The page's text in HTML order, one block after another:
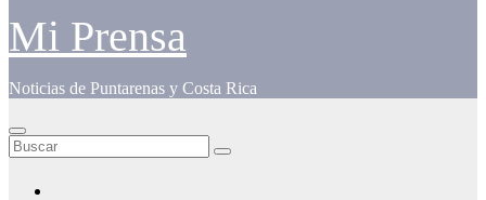
Mi Prensa
Noticias de Puntarenas y Costa Rica